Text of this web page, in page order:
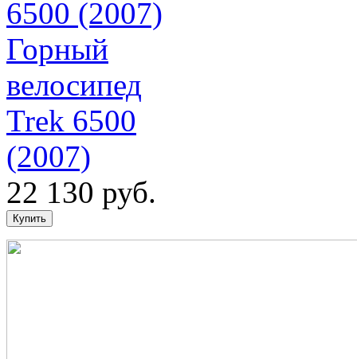
Горный
велосипед
Trek 6500
(2007)
22 130 руб.